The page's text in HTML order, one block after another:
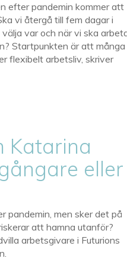
efter pandemin kommer att
vi återgå till fem dagar i
var och när vi ska
Startpunkten är att många
flexibelt arbetsliv, skriver
Katarina
eller
men sker det på
att hamna utanför?
arbetsgivare i Futurions